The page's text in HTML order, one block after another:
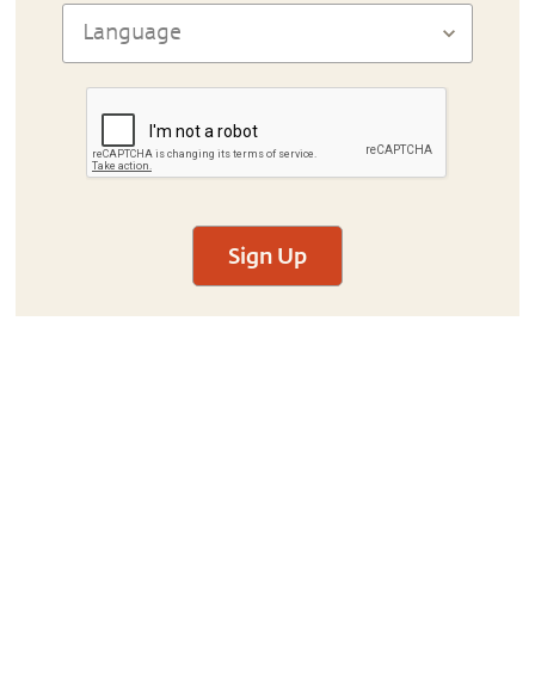
Sign Up